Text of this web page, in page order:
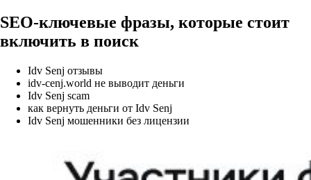
SEO‑ключевые фразы, которые стоит
включить в поиск
Idv Senj отзывы
idv-cenj.world не выводит деньги
Idv Senj scam
как вернуть деньги от Idv Senj
Idv Senj мошенники без лицензии